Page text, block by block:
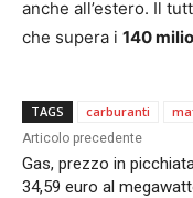
anche all’estero. Il
che supera i 140
TAGS carburanti
Articolo precedente
Gas, prezzo in
34,59 euro al